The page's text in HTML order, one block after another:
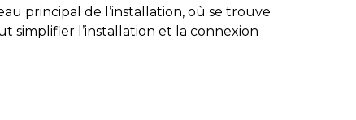
principal de l’installation, où se trouve
simplifier l’installation et la connexion